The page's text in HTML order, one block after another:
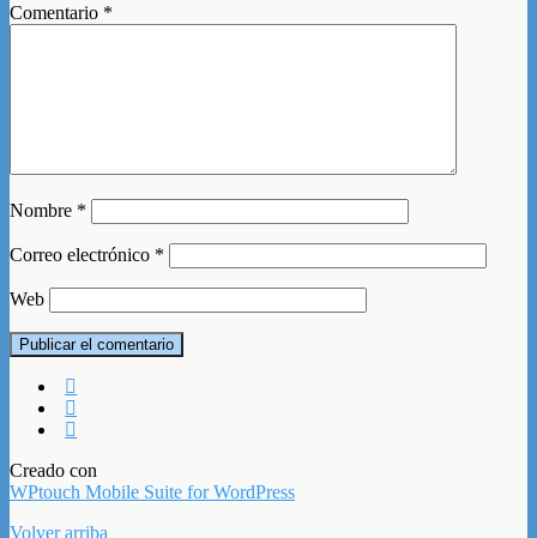
Comentario *
Nombre *
Correo electrónico *
Web
Creado con
WPtouch Mobile Suite for WordPress
Volver arriba